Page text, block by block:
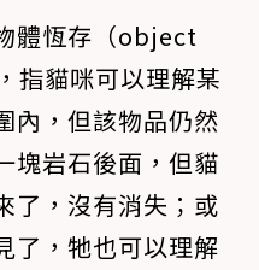
體恆存（object
指貓咪可以理解某
內，但該物品仍然
塊岩石後面，但貓
了，沒有消失；或
了，牠也可以理解